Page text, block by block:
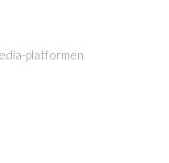
platformen